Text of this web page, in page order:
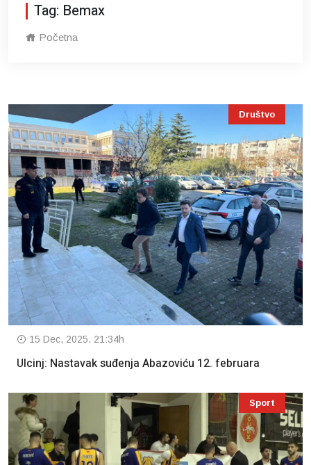
Tag: Bemax
Početna
Društvo
15 Dec, 2025. 21:34h
Ulcinj: Nastavak suđenja Abazoviću 12. februara
Sport